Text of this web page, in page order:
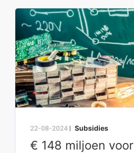
22-08-2024 | Subsidies
€ 148 miljoen voor